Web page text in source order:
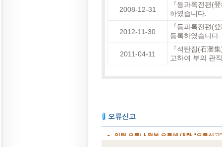
2008-12-31
『등과록전편(
하였습니다.
2012-11-30
『등과록전편(
등록하였습니다.
2011-04-11
『석탄집(石灘
고하여 부의 관